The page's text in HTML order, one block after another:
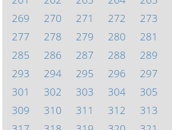
269
270 271 272 273
277
278 279 280 281
285
286 287 288 289
293
294 295 296 297
301
302 303 304 305
309
310 311 312 313